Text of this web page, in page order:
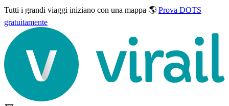
Tutti i grandi viaggi iniziano con una mappa 🌎 Prova DOTS
gratuitamente